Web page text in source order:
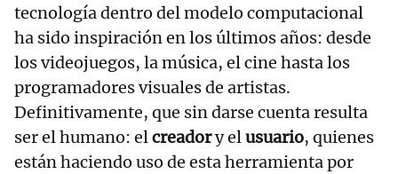
tecnología dentro del modelo computacional
ha sido inspiración en los últimos años: desde
los videojuegos, la música, el cine hasta los
programadores visuales de artistas.
Definitivamente, que sin darse cuenta resulta
ser el humano: elcreadory elusuario, quienes
están haciendo uso de esta herramienta por